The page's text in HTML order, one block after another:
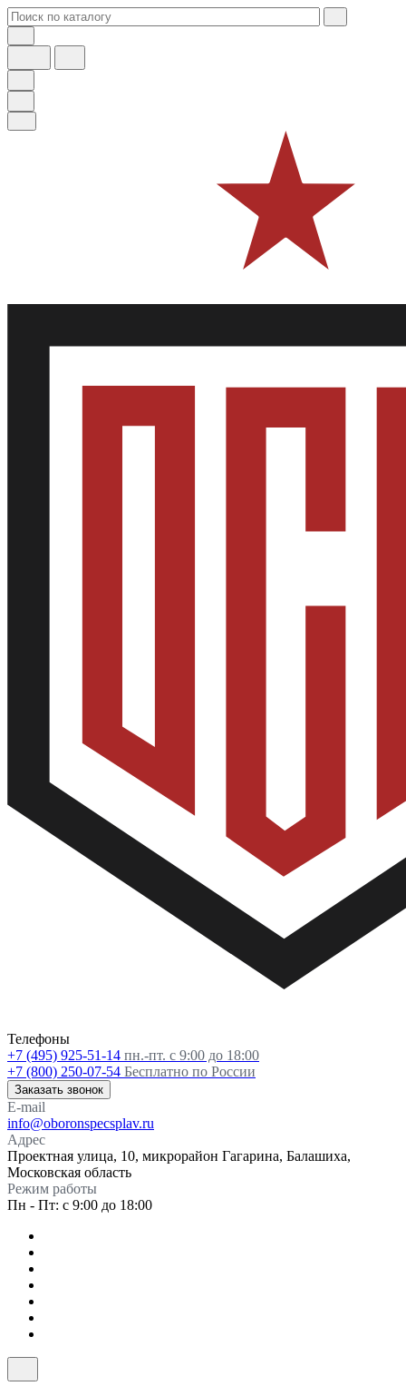
Телефоны
+7 (495) 925-51-14 пн.-пт. с 9:00 до 18:00
+7 (800) 250-07-54 Бесплатно по России
Заказать звонок
E-mail
info@oboronspecsplav.ru
Адрес
Проектная улица, 10, микрорайон Гагарина, Балашиха,
Московская область
Режим работы
Пн - Пт: с 9:00 до 18:00